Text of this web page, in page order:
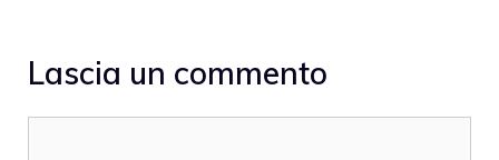
Lascia un commento